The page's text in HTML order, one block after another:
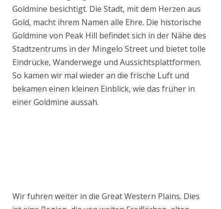
Goldmine besichtigt. Die Stadt, mit dem Herzen aus
Gold, macht ihrem Namen alle Ehre. Die historische
Goldmine von Peak Hill befindet sich in der Nähe des
Stadtzentrums in der Mingelo Street und bietet tolle
Eindrücke, Wanderwege und Aussichtsplattformen.
So kamen wir mal wieder an die frische Luft und
bekamen einen kleinen Einblick, wie das früher in
einer Goldmine aussah.
Wir fuhren weiter in die Great Western Plains. Dies